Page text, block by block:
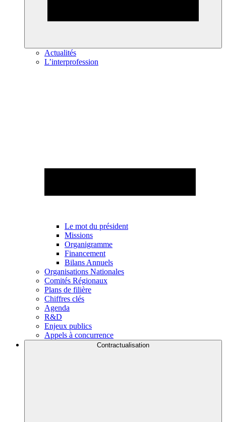
Actualités
L’interprofession
Le mot du président
Missions
Organigramme
Financement
Bilans Annuels
Organisations Nationales
Comités Régionaux
Plans de filière
Chiffres clés
Agenda
R&D
Enjeux publics
Appels à concurrence
Contractualisation